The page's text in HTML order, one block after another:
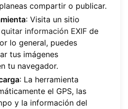
compartir o publicar.
: Visita un sitio
quitar información EXIF de
lo general, puedes
tus imágenes
tu navegador.
: La herramienta
el GPS, las
y la información del